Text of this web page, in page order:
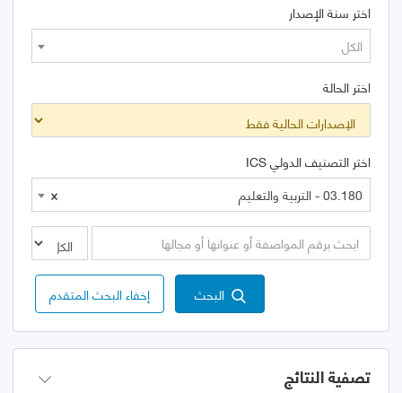
اختر سنة الإصدار
الكل
اختر الحالة
اختر التصنيف الدولي ICS
×
03.180 - التربية والتعليم
البحث إخفاء البحث المتقدم
تصفية النتائج